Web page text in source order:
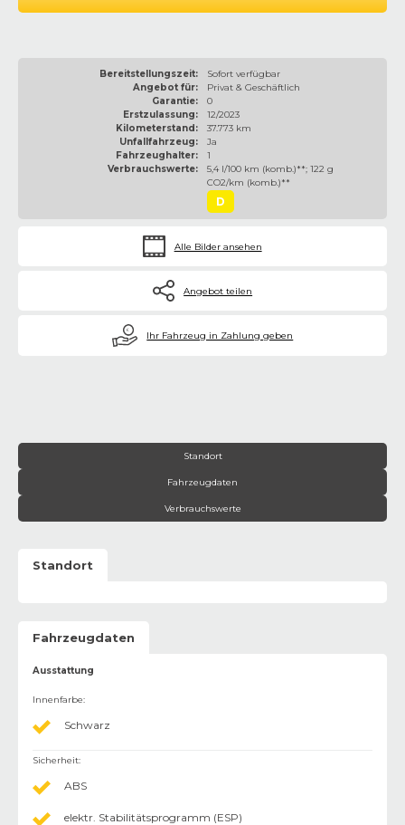
Bereitstellungszeit:
Sofort verfügbar
Angebot für:
Privat & Geschäftlich
Garantie:
0
Erstzulassung:
12/2023
Kilometerstand:
37.773 km
Unfallfahrzeug:
Ja
Fahrzeughalter:
1
Verbrauchswerte:
5,4 l/100 km (komb.)**; 122 g
CO2/km (komb.)**
D
Alle Bilder ansehen
Angebot teilen
€ Ihr Fahrzeug in Zahlung geben
Standort
Fahrzeugdaten
Verbrauchswerte
Standort
Fahrzeugdaten
Ausstattung
Innenfarbe:
Schwarz
Sicherheit:
ABS
elektr. Stabilitätsprogramm (ESP)